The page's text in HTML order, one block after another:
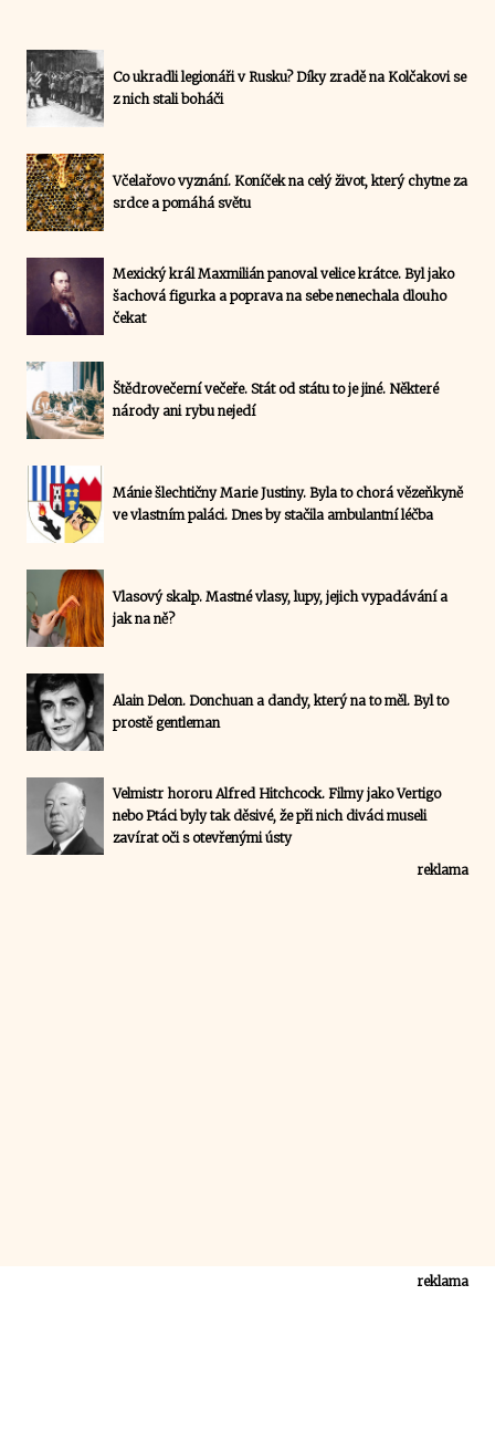
Co ukradli legionáři v Rusku? Díky zradě na Kolčakovi se
z nich stali boháči
Včelařovo vyznání. Koníček na celý život, který chytne za
srdce a pomáhá světu
Mexický král Maxmilián panoval velice krátce. Byl jako
šachová figurka a poprava na sebe nenechala dlouho
čekat
Štědrovečerní večeře. Stát od státu to je jiné. Některé
národy ani rybu nejedí
Mánie šlechtičny Marie Justiny. Byla to chorá vězeňkyně
ve vlastním paláci. Dnes by stačila ambulantní léčba
Vlasový skalp. Mastné vlasy, lupy, jejich vypadávání a
jak na ně?
Alain Delon. Donchuan a dandy, který na to měl. Byl to
prostě gentleman
Velmistr hororu Alfred Hitchcock. Filmy jako Vertigo
nebo Ptáci byly tak děsivé, že při nich diváci museli
zavírat oči s otevřenými ústy
reklama
reklama